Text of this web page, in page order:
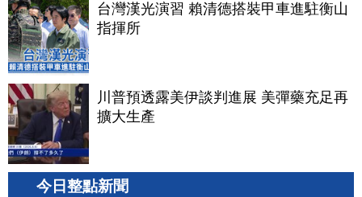
台灣漢光演習 賴清德搭裝甲車進駐衡山
指揮所
川普預透露美伊談判進展 美彈藥充足再
擴大生產
今日整點新聞